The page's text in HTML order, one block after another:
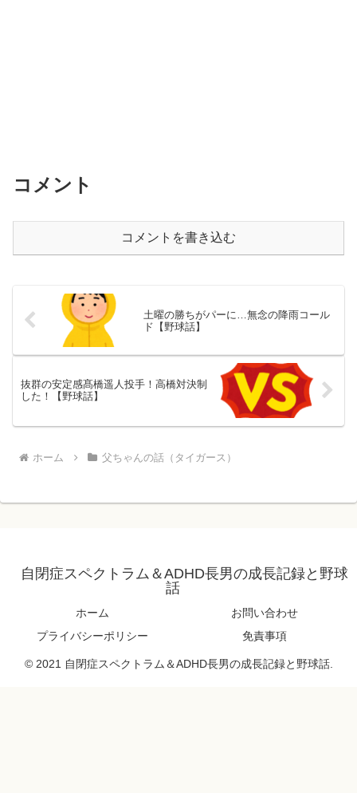
コメント
コメントを書き込む
土曜の勝ちがパーに…無念の降雨コール
ド【野球話】
抜群の安定感髙橋遥人投手！高橋対決制
した！【野球話】
ホーム 父ちゃんの話（タイガース）
自閉症スペクトラム＆ADHD長男の成長記録と野球
話
ホーム
お問い合わせ
プライバシーポリシー
免責事項
© 2021 自閉症スペクトラム＆ADHD長男の成長記録と野球話.